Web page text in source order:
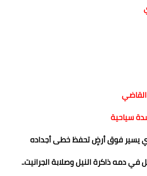
سياحية
يسير فوق أرضٍ تحفظ خطى أجداده
دمه ذاكرة النيل وصلابة الجرانيت..